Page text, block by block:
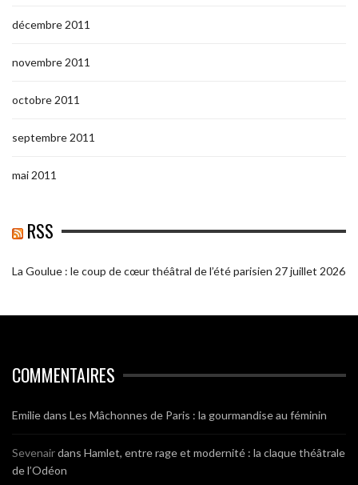
décembre 2011
novembre 2011
octobre 2011
septembre 2011
mai 2011
RSS
La Goulue : le coup de cœur théâtral de l’été parisien 27 juillet 2026
COMMENTAIRES
Emiliedans Les Mâchonnes de Paris : la gourmandise au féminin
Sevenairdans Hamlet, entre rage et modernité : la claque théâtrale
de l’Odéon